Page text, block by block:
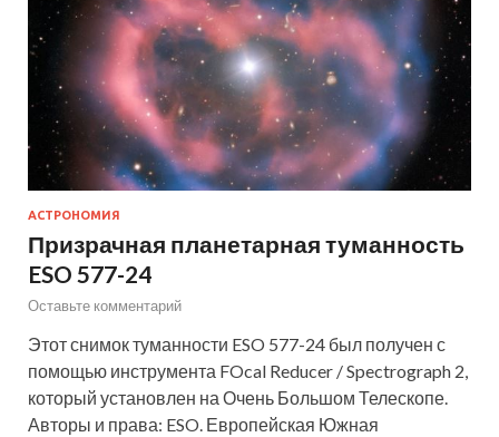
АСТРОНОМИЯ
Призрачная планетарная туманность
ESO 577-24
Оставьте комментарий
Этот снимок туманности ESO 577-24 был получен с
помощью инструмента FOcal Reducer / Spectrograph 2,
который установлен на Очень Большом Телескопе.
Авторы и права: ESO. Европейская Южная